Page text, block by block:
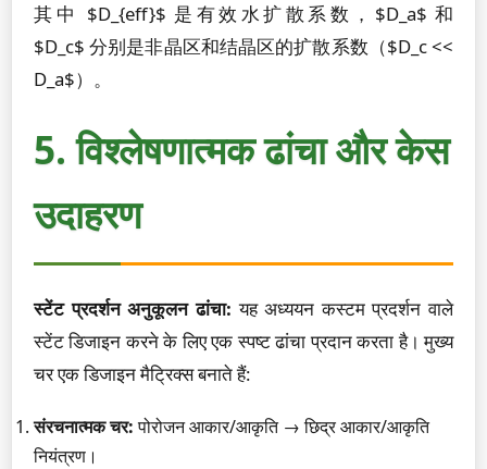
其中 $D_{eff}$ 是有效水扩散系数，$D_a$ 和
$D_c$ 分别是非晶区和结晶区的扩散系数（$D_c <<
D_a$）。
5. विश्लेषणात्मक ढांचा और केस
उदाहरण
स्टेंट प्रदर्शन अनुकूलन ढांचा: यह अध्ययन कस्टम प्रदर्शन वाले
स्टेंट डिजाइन करने के लिए एक स्पष्ट ढांचा प्रदान करता है। मुख्य
चर एक डिजाइन मैट्रिक्स बनाते हैं:
संरचनात्मक चर:पोरोजन आकार/आकृति → छिद्र आकार/आकृति
नियंत्रण।